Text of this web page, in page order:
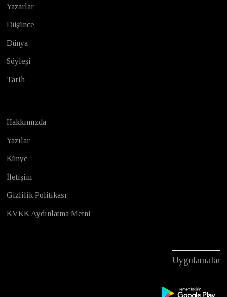
Yazarlar
Düşünce
Dünya
Söyleşi
Tarih
Hakkımızda
Yazılar
Künye
İletişim
Gizlilik Politikası
KVKK Aydınlatma Metni
Uygulamalar